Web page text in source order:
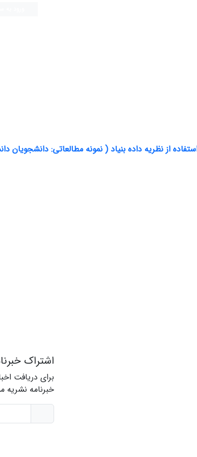
از نظریه داده بنیاد ( نمونه مطالعاتی: دانشجویان
اشتراک
برای دریافت
خبرنامه